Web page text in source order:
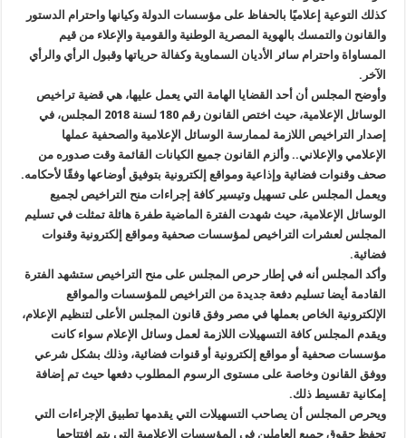
كذلك التوعية إعلاميًا بالحفاظ على مؤسسات الدولة وكيانها واحترام الدستور
والقانون والتمسك بالهوية المصرية الوطنية والقومية والإعلاء من قيم
المساواة واحترام سائر الأديان السماوية وكفالة حرياتها وقبول الرأي والرأي
الآخر.
وأوضح المجلس أن أحد القضايا الهامة التي يعمل عليها، هي قضية تراخيص
الوسائل الإعلامية، حيث اختص القانون رقم 180 لسنة 2018 المجلس، في
إصدار التراخيص اللازمة لممارسة الوسائل الإعلامية والصحفية عملها
الإعلامي والإعلاني.. وألزم القانون جميع الكيانات القائمة وقت صدوره من
صحف وقنوات فضائية وإذاعية ومواقع إلكترونية بتوفيق أوضاعها وفقًا لأحكامه.
ويعمل المجلس على تسهيل وتيسير كافة إجراءات منح التراخيص لجميع
الوسائل الإعلامية، حيث شهدت الفترة الماضية طفرة هائلة تمثلت في تسليم
المجلس لعشرات التراخيص لمؤسسات صحفية ومواقع إلكترونية وقنوات
فضائية.
وأكد المجلس أنه في إطار حرص المجلس على منح التراخيص ستشهد الفترة
القادمة أيضا تسليم دفعة جديدة من التراخيص للمؤسسات والمواقع
الإلكترونية الخاص بعملها في مصر وفق قانون المجلس الأعلى لتنظيم الإعلام،
ويقدم المجلس كافة التسهيلات اللازمة لعمل وسائل الإعلام سواء كانت
مؤسسات صحفية أو مواقع إلكترونية أو قنوات فضائية، وذلك بشكل شرعي
ووفق القانون وخاصة على مستوى الرسوم المطلوب دفعها حيث تم إضافة
إمكانية تقسيط ذلك.
ويحرص المجلس أن يصاحب التسهيلات التي يقدمها تطبيق الإجراءات التي
تحفظ حقوق جميع العاملين في المؤسسات الإعلامية التي يتم افتتاحها